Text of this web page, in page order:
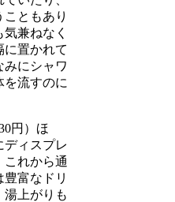
ともあり
兼ねなく
に置かれて
みにシャワ
を流すのに
円）ほ
ディスプレ
これから通
富なドリ
湯上がりも